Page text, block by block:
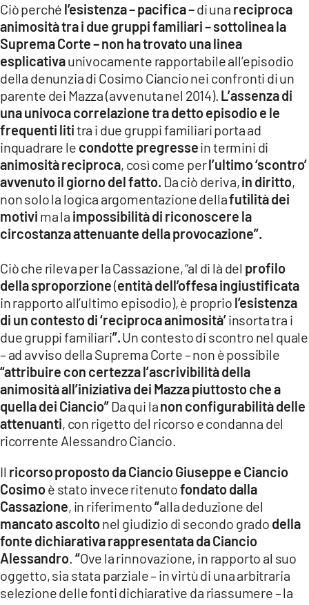
Ciò perché l’esistenza – pacifica –di una reciproca
animosità tra i due gruppi familiari – sottolinea la
Suprema Corte – non ha trovato una linea
esplicativaunivocamente rapportabile all’episodio
della denunzia di Cosimo Ciancio nei confronti di un
parente dei Mazza (avvenuta nel 2014). L’assenza di
una univoca correlazione tra detto episodio e le
frequenti lititra i due gruppi familiari porta ad
inquadrare le condotte pregressein termini di
animosità reciproca, così come perl’ultimo ‘scontro’
avvenuto il giorno del fatto. Da ciò deriva,in diritto,
non solo la logica argomentazione dellafutilità dei
motivi ma la impossibilità di riconoscere la
circostanza attenuante della provocazione”.
Ciò che rileva per la Cassazione, “al di là del profilo
della sproporzione(entità dell’offesa ingiustificata
in rapporto all’ultimo episodio), è proprio l’esistenza
di un contesto di ‘reciproca animosità’insorta tra i
due gruppi familiari”.Un contesto di scontro nel quale
– ad avviso della Suprema Corte – non è possibile
“attribuire con certezza l’ascrivibilità della
animosità all’iniziativa dei Mazza piuttosto che a
quella dei Ciancio”Da qui lanon configurabilità delle
attenuanti, con rigetto del ricorso e condanna del
ricorrente Alessandro Ciancio.
Il ricorsoproposto da Ciancio Giuseppe e Ciancio
Cosimoè stato invece ritenutofondato dalla
Cassazione, in riferimento“alla deduzione del
mancato ascoltonel giudizio di secondo grado della
fonte dichiarativa rappresentata da Ciancio
Alessandro. “Ove la rinnovazione, in rapporto al suo
oggetto, sia stata parziale – in virtù di una arbitraria
selezione delle fonti dichiarative da riassumere – la